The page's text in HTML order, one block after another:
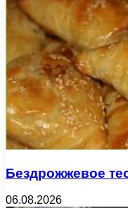
Бездрожжевое
06.08.2026